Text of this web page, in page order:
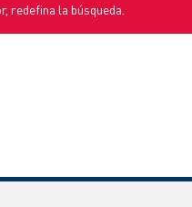
redefina la búsqueda.